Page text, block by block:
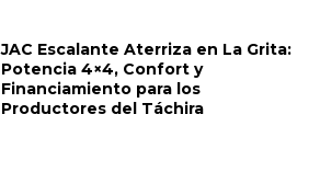
JAC Escalante Aterriza en La Grita:
Potencia 4×4, Confort y
Financiamiento para los
Productores del Táchira